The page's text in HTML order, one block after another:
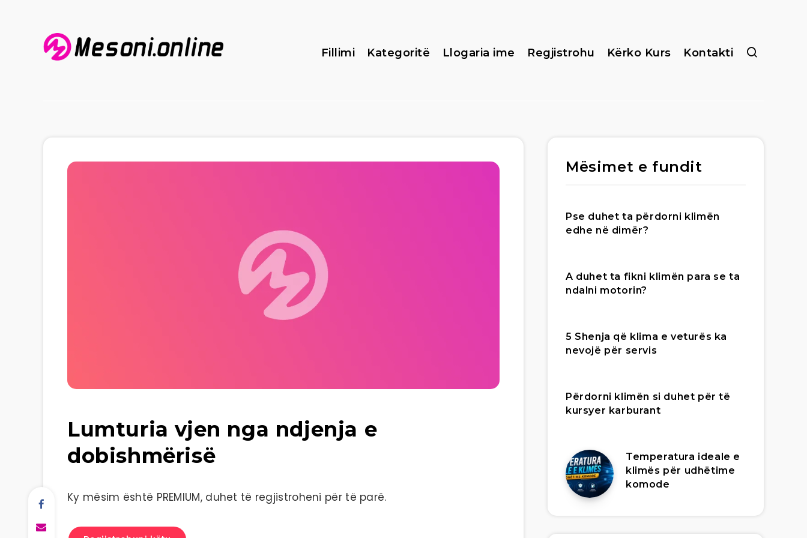
Fillimi Kategoritë Llogaria ime Regjistrohu Kërko Kurs Kontakti
Lumturia vjen nga ndjenja e
dobishmërisë
Ky mësim është PREMIUM, duhet të regjistroheni për të parë.
Mësimet e fundit
Pse duhet ta përdorni klimën
edhe në dimër?
A duhet ta fikni klimën para se ta
ndalni motorin?
5 Shenja që klima e veturës ka
nevojë për servis
Përdorni klimën si duhet për të
kursyer karburant
Temperatura ideale e
klimës për udhëtime
komode